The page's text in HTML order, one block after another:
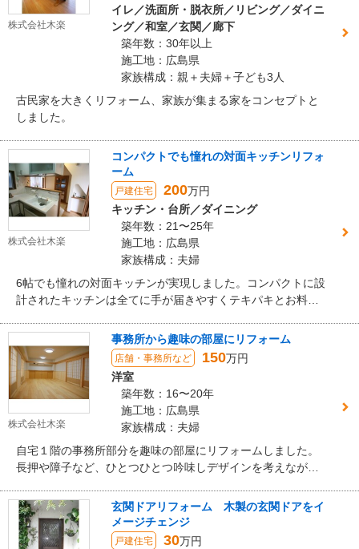
株式会社木楽
イレ／洗面所・脱衣所／リビング／ダイニ
ング／和室／玄関／廊下
築年数：30年以上
施工地：広島県
家族構成：親＋夫婦＋子ども3人
古民家を大きくリフォーム、家族が集まる家をコンセプトと
しました。
株式会社木楽
コンパクトでも憧れの対面キッチンリフォ
ーム
戸建住宅 200万円
キッチン・台所／ダイニング
築年数：21〜25年
施工地：広島県
家族構成：夫婦
6帖でも憧れの対面キッチンが実現しました。コンパクトに設
計されたキッチンは全てに手が届きやすくテキパキとお料理
株式会社木楽
事務所から趣味の部屋にリフォーム
店舗・事務所など 150万円
洋室
築年数：16〜20年
施工地：広島県
家族構成：夫婦
自宅１階の事務所部分を趣味の部屋にリフォームしました。
長押や障子など、ひとつひとつ吟味しデザインを考えながら
ると素敵な庭園がひろがり、ここに居ると旅館の大広間で寛
いでいるような贅沢な気持ちになります。 床は唐松の無垢フ
ローリング、壁・天井はケイソウ土を塗り仕上げました。
玄関ドアリフォーム 木製の玄関ドアをイ
メージチェンジ
戸建住宅 30万円